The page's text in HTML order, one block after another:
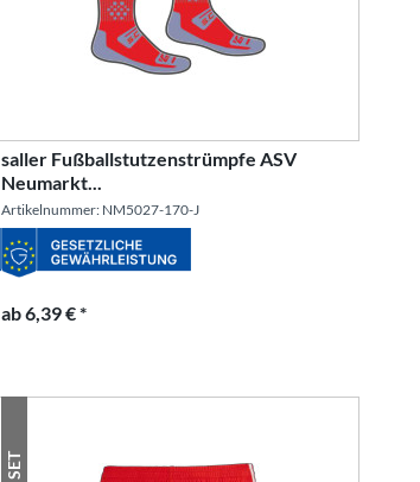
saller Fußballstutzenstrümpfe ASV
Neumarkt...
Artikelnummer: NM5027-170-J
ab 6,39 € *
SET